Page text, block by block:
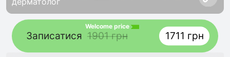
Записатися
Welcome price
1901 грн 1711 грн